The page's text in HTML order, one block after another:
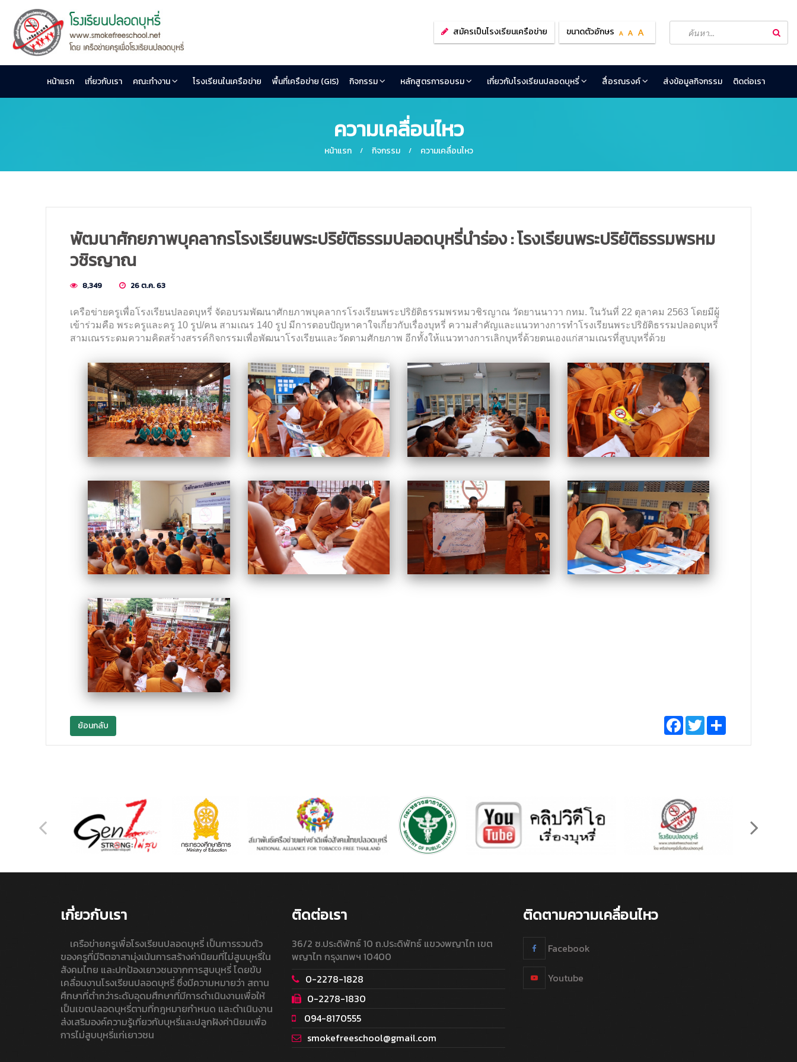
ขนาดตัวอักษร
สมัครเป็นโรงเรียนเครือข่าย
หน้าแรก เกี่ยวกับเรา คณะทำงาน โรงเรียนในเครือข่าย พื้นที่เครือข่าย (GIS) กิจกรรม หลักสูตรการอบรม เกี่ยวกับโรงเรียนปลอดบุหรี่ สื่อรณรงค์ ส่งข้อมูลกิจกรรม ติดต่อเรา
ความเคลื่อนไหว
หน้าแรก กิจกรรม ความเคลื่อนไหว
พัฒนาศักยภาพบุคลากรโรงเรียนพระปริยัติธรรมปลอดบุหรี่นำร่อง : โรงเรียนพระปริยัติธรรมพรหม
วชิรญาณ
8,349 26 ต.ค. 63
เครือข่ายครูเพื่อโรงเรียนปลอดบุหรี่ จัดอบรมพัฒนาศักยภาพบุคลากรโรงเรียนพระปริยัติธรรมพรหมวชิรญาณ วัดยานนาวา กทม. ในวันที่ 22 ตุลาคม 2563 โดยมีผู้
เข้าร่วมคือ พระครูและครู 10 รูป/คน สามเณร 140 รูป มีการตอบปัญหาคาใจเกี่ยวกับเรื่องบุหรี่ ความสำคัญและแนวทางการทำโรงเรียนพระปริยัติธรรมปลอดบุหรี่
สามเณรระดมความคิดสร้างสรรค์กิจกรรมเพื่อพัฒนาโรงเรียนและวัดตามศักยภาพ อีกทั้งให้แนวทางการเลิกบุหรี่ด้วยตนเองแก่สามเณรที่สูบบุหรี่ด้วย
ย้อนกลับ Facebook
Twitter
เกี่ยวกับเรา
เครือข่ายครูเพื่อโรงเรียนปลอดบุหรี่ เป็นการรวมตัว
ของครูที่มีจิตอาสามุ่งเน้นการสร้างค่านิยมที่ไม่สูบบุหรี่ใน
สังคมไทย และปกป้องเยาวชนจากการสูบบุหรี่ โดยขับ
เคลื่อนงานโรงเรียนปลอดบุหรี่ ซึ่งมีความหมายว่า สถาน
ศึกษาที่ต่ำกว่าระดับอุดมศึกษาที่มีการดำเนินงานเพื่อให้
เป็นเขตปลอดบุหรี่ตามที่กฎหมายกำหนด และดำเนินงาน
ส่งเสริมองค์ความรู้เกี่ยวกับบุหรี่และปลูกฝังค่านิยมเพื่อ
การไม่สูบบุหรี่แก่เยาวชน
ติดต่อเรา
36/2 ซ.ประดิพัทธ์ 10 ถ.ประดิพัทธ์ แขวงพญาไท เขต
พญาไท กรุงเทพฯ 10400
0-2278-1828
0-2278-1830
094-8170555
smokefreeschool@gmail.com
ติดตามความเคลื่อนไหว
Facebook
Youtube